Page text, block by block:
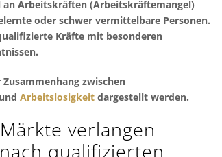
an Arbeitskräften (Arbeitskräftemangel)
oder schwer vermittelbare Personen.
Kräfte mit besonderen
zwischen
Arbeitslosigkeitdargestellt werden.
verlangen
qualifizierten